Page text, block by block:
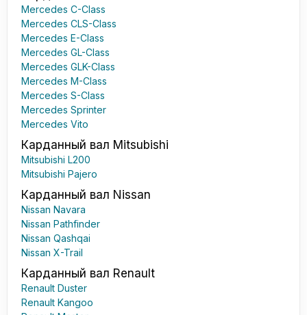
Mercedes C-Class
Mercedes CLS-Class
Mercedes E-Class
Mercedes GL-Class
Mercedes GLK-Class
Mercedes M-Class
Mercedes S-Class
Mercedes Sprinter
Mercedes Vito
Карданный вал Mitsubishi
Mitsubishi L200
Mitsubishi Pajero
Карданный вал Nissan
Nissan Navara
Nissan Pathfinder
Nissan Qashqai
Nissan X-Trail
Карданный вал Renault
Renault Duster
Renault Kangoo